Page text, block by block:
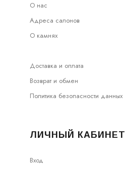
О нас
Адреса салонов
О камнях
Доставка и оплата
Возврат и обмен
Политика безопасности данных
ЛИЧНЫЙ КАБИНЕТ
Вход